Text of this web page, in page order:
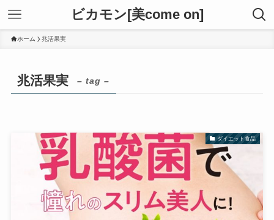
ビカモン[美come on]
ホーム 兆活果実
兆活果実 – tag –
ダイエット食品